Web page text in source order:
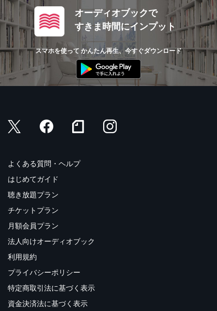
オーディオブックで
すきま時間にインプット
スマホを使って かんたん再生、今すぐダウンロード
よくある質問・ヘルプ
はじめてガイド
聴き放題プラン
チケットプラン
月額会員プラン
法人向けオーディオブック
利用規約
プライバシーポリシー
特定商取引法に基づく表示
資金決済法に基づく表示